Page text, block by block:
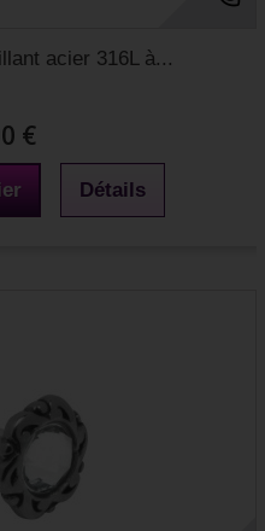
acier 316L à...
€
Détails